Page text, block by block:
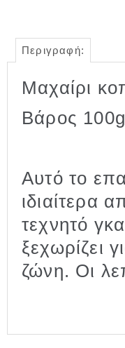
Περιγραφή:
Μαχαίρι
Βάρος
Αυτό το
ιδιαίτερα
τεχνητό
ξεχωρίζει
ζώνη. Οι